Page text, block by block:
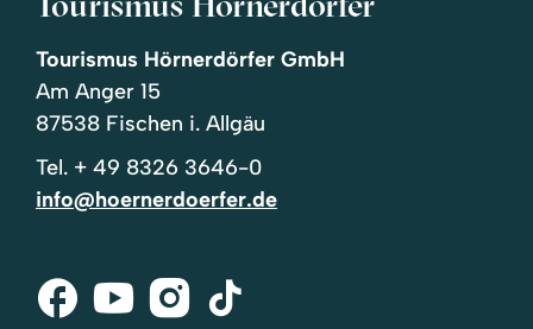
Tourismus Hörnerdörfer GmbH
Am Anger 15
87538 Fischen i. Allgäu
Tel. + 49 8326 3646-0
info@hoernerdoerfer.de
Facebook
Youtube
Instagram
Tik-